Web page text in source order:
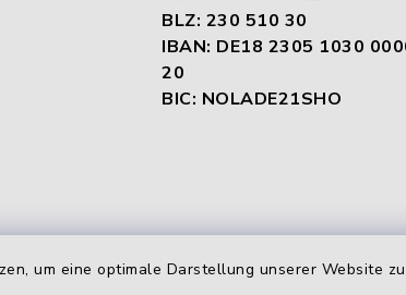
um eine optimale Darstellung unserer Website
BLZ: 230 510 30
IBAN: DE18 2305 1030
20
BIC: NOLADE21SHO